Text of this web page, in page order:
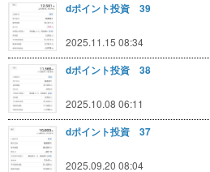
dポイント投資 39
2025.11.15 08:34
dポイント投資 38
2025.10.08 06:11
dポイント投資 37
2025.09.20 08:04